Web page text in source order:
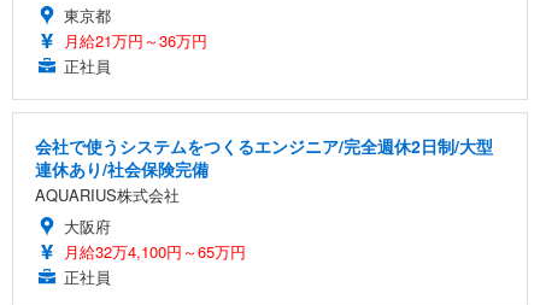
東京都
月給21万円～36万円
正社員
会社で使うシステムをつくるエンジニア/完全週休2日制/大型
連休あり/社会保険完備
AQUARIUS株式会社
大阪府
月給32万4,100円～65万円
正社員